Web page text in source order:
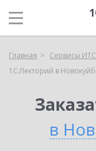
Главная Сервисы ИТС
1С:Лекторий в
в